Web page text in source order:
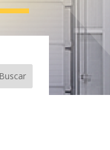
Buscar